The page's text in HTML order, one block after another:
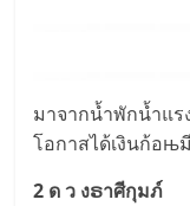
มาจากน้ำพักน้ำแร
โอกาสได้เงินก้อњ
2 ด ว งຣาศีกุมภ์